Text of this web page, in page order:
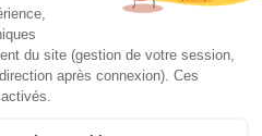
nous
My-UUU, contactez-